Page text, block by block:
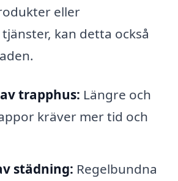
eller
kan detta också
trapphus: Längre och
kräver mer tid och
städning: Regelbundna